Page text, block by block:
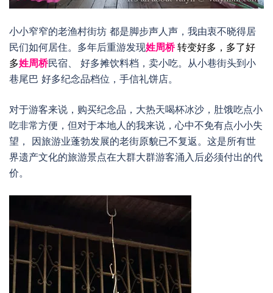
小小窄窄的老渔村街坊 都是脚步声人声，我由衷不晓得居
民们如何居住。多年后重游发现姓周桥转变好多，多了好
多姓周桥民宿、 好多摊饮料档，卖小吃。从小巷街头到小
巷尾巴 好多纪念品档位，手信礼饼店。
对于游客来说，购买纪念品，大热天喝杯冰沙，肚饿吃点小
吃非常方便，但对于本地人的我来说，心中不免有点小小失
望， 因旅游业蓬勃发展的老街原貌已不复返。这是所有世
界遗产文化的旅游景点在大群大群游客涌入后必须付出的代
价。